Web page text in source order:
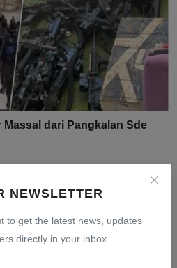
NEWSLETTER
to get the latest news, updates
directly in your inbox
Massal dari Pangkalan Sde